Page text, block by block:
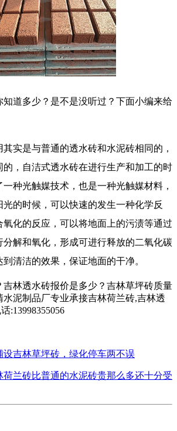
知道多少？是不是没听过？下面小编来给
实是与普通的透水砖和水泥砖相同的，
的，自洁式透水砖在进行生产和加工的时
种光触媒技术，也是一种光触媒材料，
的时候，可以快速的发生一种化学反
氧化的反应，可以将地面上的污渍等通过
解和氧化，形成可进行释放的二氧化碳
清洁的效果，保证地面的干净。
吉林透水砖报价是多少？吉林草坪砖质量
泥制品厂专业承接吉林荷兰砖,吉林透
:13998355056
设吉林草坪砖，绿化停车两不误
荷兰砖比普通的水泥砖贵那么多还十分受